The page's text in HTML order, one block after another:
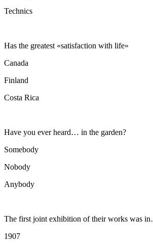
Technics
Has the greatest «satisfaction with life»
Canada
Finland
Costa Rica
Have you ever heard… in the garden?
Somebody
Nobody
Anybody
The first joint exhibition of their works was
1907